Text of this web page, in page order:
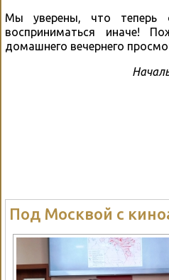
Мы уверены, что теперь
восприниматься иначе!
домашнего вечернего
Под Москвой с